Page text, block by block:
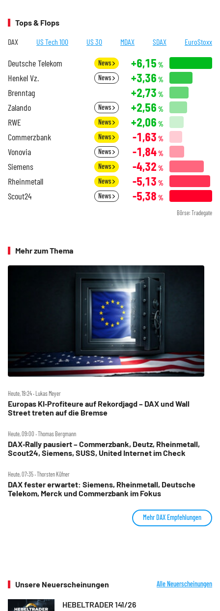
Tops & Flops
DAX US Tech 100 US 30 MDAX SDAX EuroStoxx
Deutsche Telekom News +6,15 %
Henkel Vz. News +3,36 %
Brenntag +2,73 %
Zalando News +2,56 %
RWE News +2,06 %
Commerzbank News -1,63 %
Vonovia News -1,84%
Siemens News -4,32 %
Rheinmetall News -5,13 %
Scout24 News -5,38 %
Börse: Tradegate
Mehr zum Thema
Heute, 19:24 ‧ Lukas Meyer
Europas KI‑Profiteure auf Rekordjagd – DAX und Wall
Street treten auf die Bremse
Heute, 09:00 ‧ Thomas Bergmann
DAX‑Rally pausiert – Commerzbank, Deutz, Rheinmetall,
Scout24, Siemens, SUSS, United Internet im Check
Heute, 07:35 ‧ Thorsten Küfner
DAX fester erwartet: Siemens, Rheinmetall, Deutsche
Telekom, Merck und Commerzbank im Fokus
Mehr DAX Empfehlungen
Unsere Neuerscheinungen Alle Neuerscheinungen
HEBELTRADER 141/26